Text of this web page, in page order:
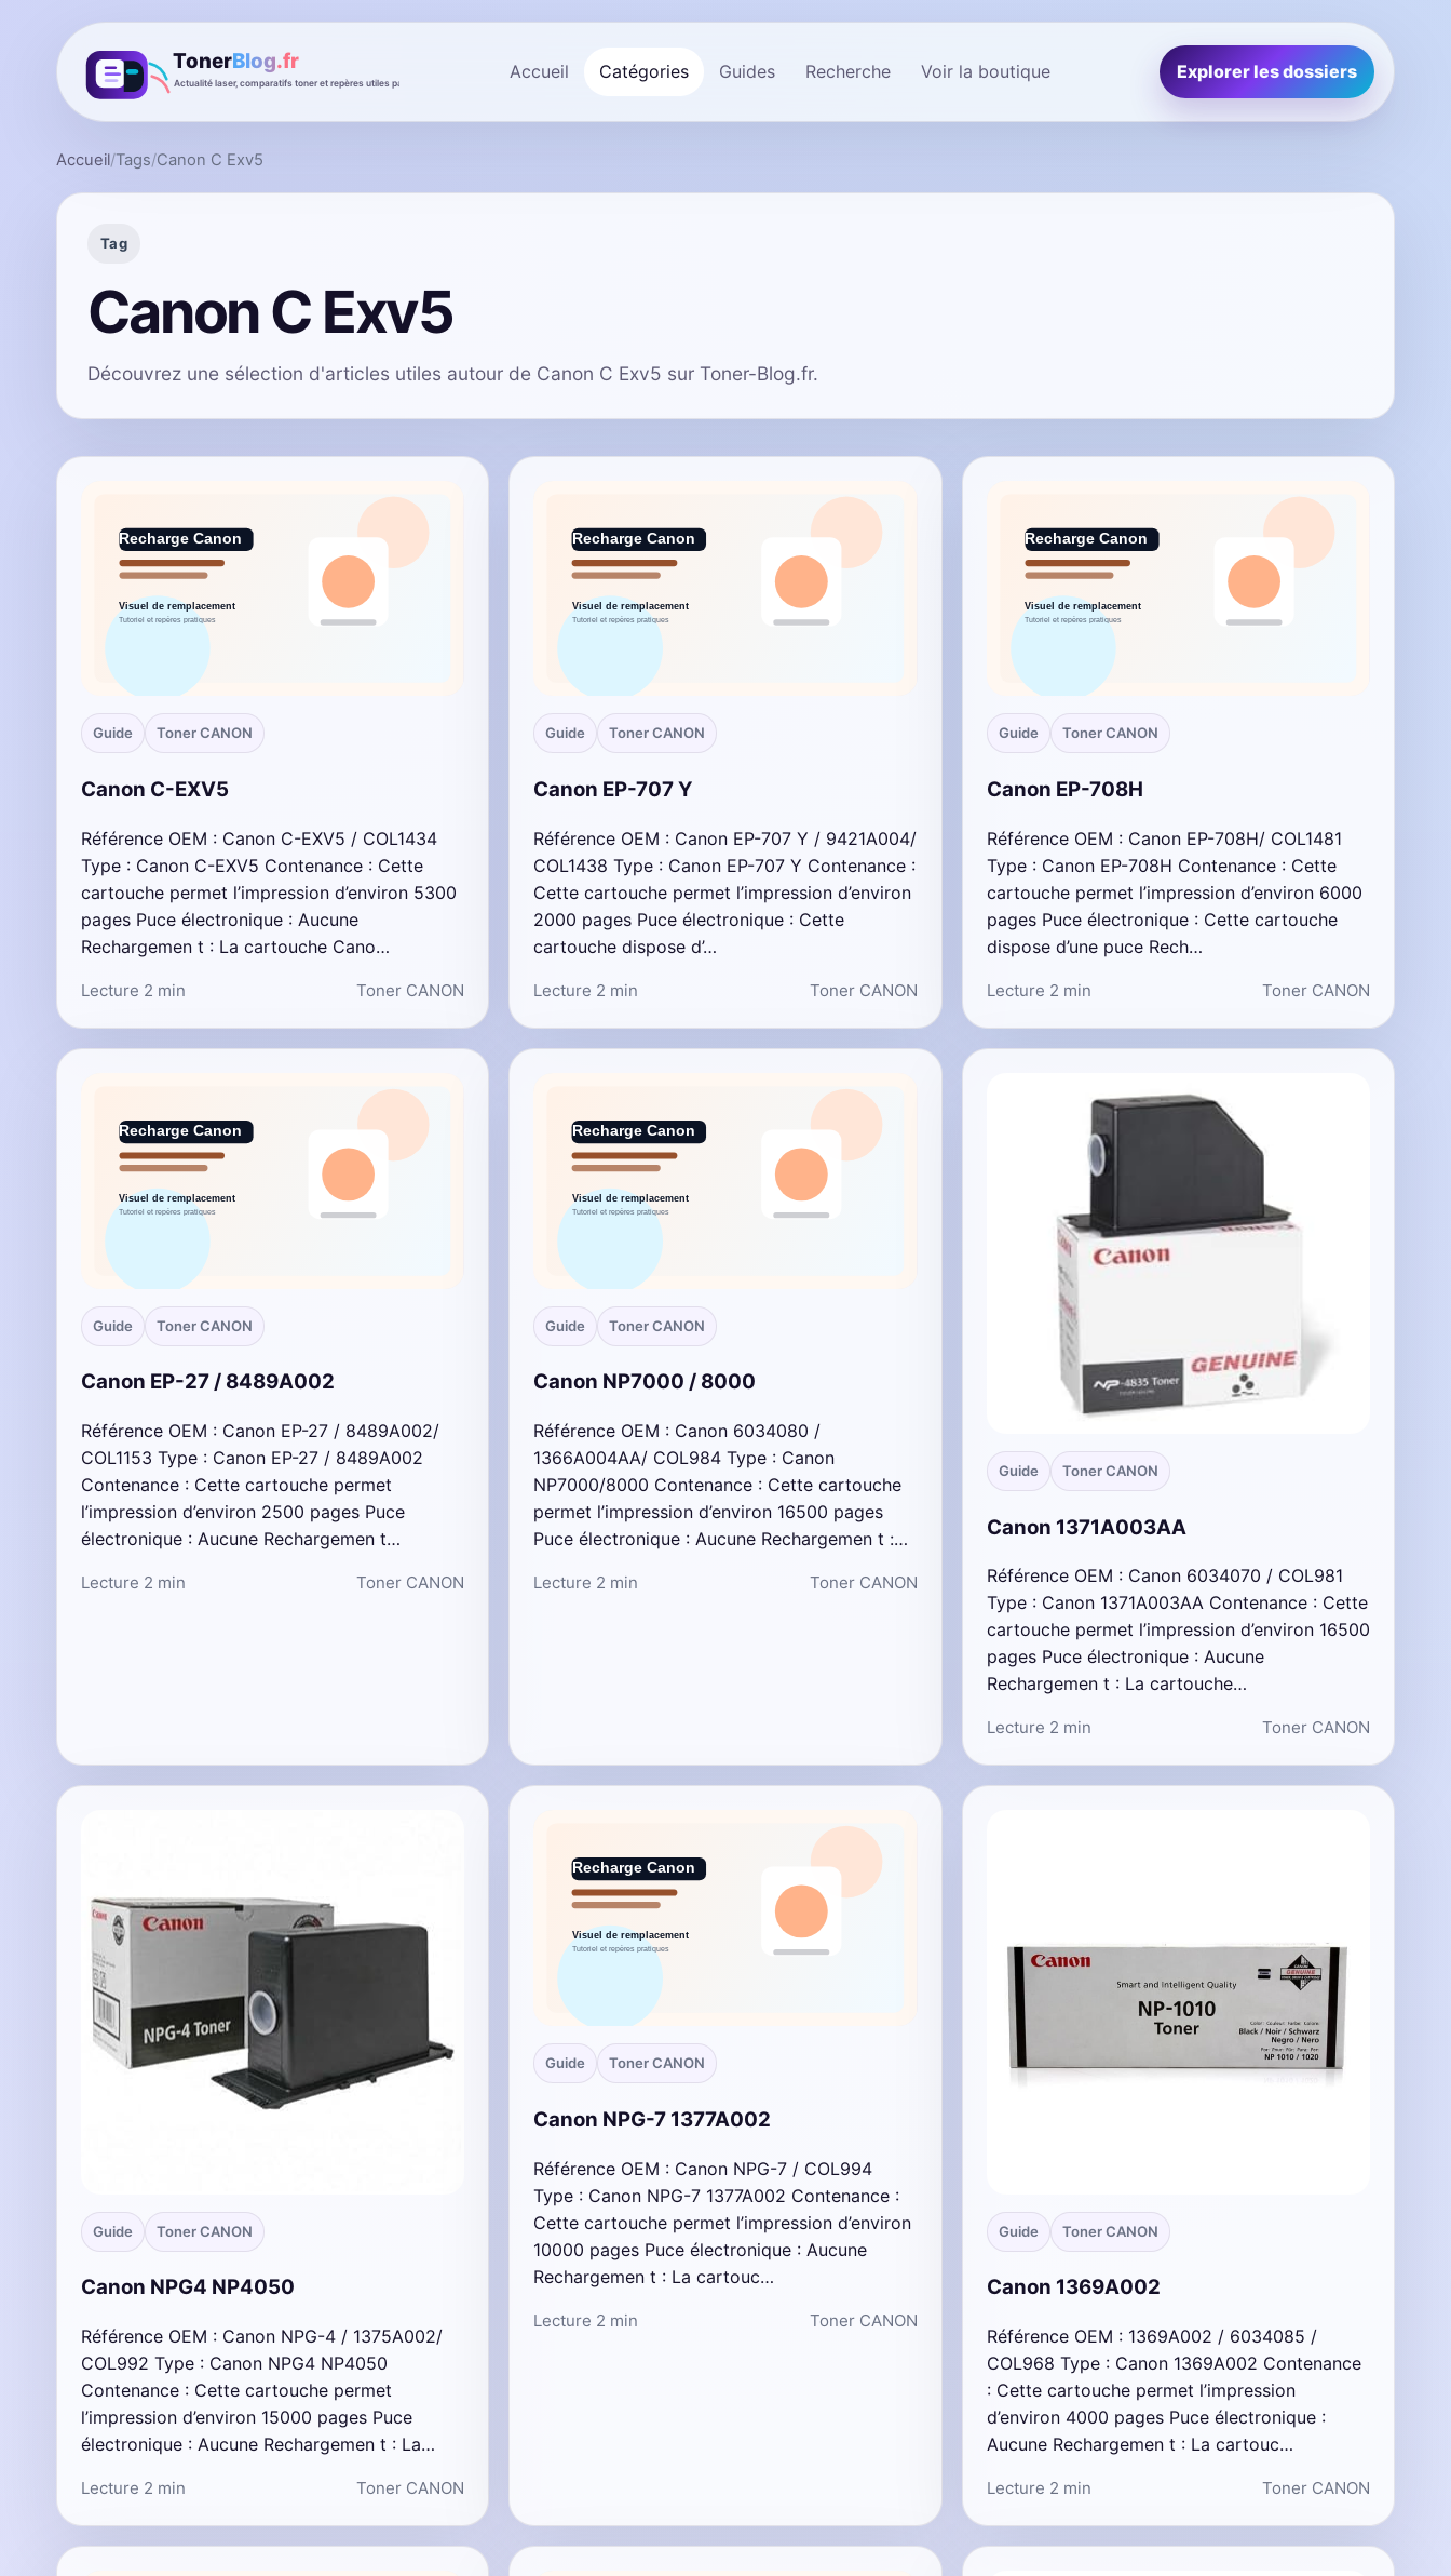
Accueil Catégories Guides Recherche Voir la boutique Explorer les dossiers
Accueil/Tags/Canon C Exv5
Tag
Canon C Exv5
Découvrez une sélection d'articles utiles autour de Canon C Exv5 sur Toner-Blog.fr.
Guide Toner CANON
Canon C-EXV5
Référence OEM : Canon C-EXV5 / COL1434
Type : Canon C-EXV5 Contenance : Cette
cartouche permet l’impression d’environ 5300
pages Puce électronique : Aucune
Rechargemen t : La cartouche Cano…
Lecture 2 min Toner CANON
Guide Toner CANON
Canon EP-707 Y
Référence OEM : Canon EP-707 Y / 9421A004/
COL1438 Type : Canon EP-707 Y Contenance :
Cette cartouche permet l’impression d’environ
2000 pages Puce électronique : Cette
cartouche dispose d’…
Lecture 2 min Toner CANON
Guide Toner CANON
Canon EP-708H
Référence OEM : Canon EP-708H/ COL1481
Type : Canon EP-708H Contenance : Cette
cartouche permet l’impression d’environ 6000
pages Puce électronique : Cette cartouche
dispose d’une puce Rech…
Lecture 2 min Toner CANON
Guide Toner CANON
Canon EP-27 / 8489A002
Référence OEM : Canon EP-27 / 8489A002/
COL1153 Type : Canon EP-27 / 8489A002
Contenance : Cette cartouche permet
l’impression d’environ 2500 pages Puce
électronique : Aucune Rechargemen t…
Lecture 2 min Toner CANON
Guide Toner CANON
Canon NP7000 / 8000
Référence OEM : Canon 6034080 /
1366A004AA/ COL984 Type : Canon
NP7000/8000 Contenance : Cette cartouche
permet l’impression d’environ 16500 pages
Puce électronique : Aucune Rechargemen t :…
Lecture 2 min Toner CANON
Guide Toner CANON
Canon 1371A003AA
Référence OEM : Canon 6034070 / COL981
Type : Canon 1371A003AA Contenance : Cette
cartouche permet l’impression d’environ 16500
pages Puce électronique : Aucune
Rechargemen t : La cartouche…
Lecture 2 min Toner CANON
Guide Toner CANON
Canon NPG4 NP4050
Référence OEM : Canon NPG-4 / 1375A002/
COL992 Type : Canon NPG4 NP4050
Contenance : Cette cartouche permet
l’impression d’environ 15000 pages Puce
électronique : Aucune Rechargemen t : La…
Lecture 2 min Toner CANON
Guide Toner CANON
Canon NPG-7 1377A002
Référence OEM : Canon NPG-7 / COL994
Type : Canon NPG-7 1377A002 Contenance :
Cette cartouche permet l’impression d’environ
10000 pages Puce électronique : Aucune
Rechargemen t : La cartouc…
Lecture 2 min Toner CANON
Guide Toner CANON
Canon 1369A002
Référence OEM : 1369A002 / 6034085 /
COL968 Type : Canon 1369A002 Contenance
: Cette cartouche permet l’impression
d’environ 4000 pages Puce électronique :
Aucune Rechargemen t : La cartouc…
Lecture 2 min Toner CANON